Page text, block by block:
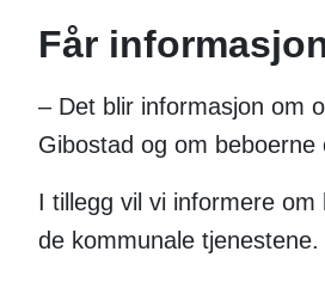
Får
– Det blir informasjon om
Gibostad og om
I tillegg vil vi informere
de kommunale tjenestene.